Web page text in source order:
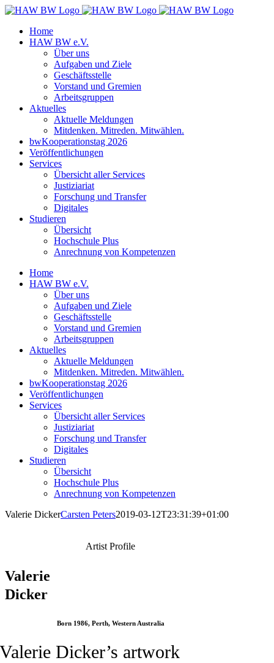
Zum
springenHome
HAW BW e.V.
Über uns
Aufgaben und Ziele
Geschäftsstelle
Vorstand und Gremien
Arbeitsgruppen
Aktuelles
Aktuelle Meldungen
Mitdenken. Mitreden. Mitwählen.
bwKooperationstag 2026
Veröffentlichungen
Services
Übersicht aller Services
Justiziariat
Forschung und Transfer
Digitales
Studieren
Übersicht
Hochschule Plus
Anrechnung von Kompetenzen
Home
HAW BW e.V.
Über uns
Aufgaben und Ziele
Geschäftsstelle
Vorstand und Gremien
Arbeitsgruppen
Aktuelles
Aktuelle Meldungen
Mitdenken. Mitreden. Mitwählen.
bwKooperationstag 2026
Veröffentlichungen
Services
Übersicht aller Services
Justiziariat
Forschung und Transfer
Digitales
Studieren
Übersicht
Hochschule Plus
Anrechnung von Kompetenzen
Valerie DickerCarsten Peters2019-03-12T23:31:39+01:00
Artist Profile
Valerie
Dicker
Born 1986, Perth, Western Australia
Valerie Dicker’s artwork